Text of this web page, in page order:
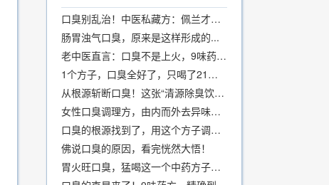
口臭别乱治！中医私藏方：佩兰才是口气克星，喝一周就清爽
肠胃浊气口臭，原来是这样形成的...
老中医直言：口臭不是上火，9味药食同源方，21天根除不反复
1个方子，口臭全好了，只喝了21天！
从根源斩断口臭！这张“清源除臭饮”方子，我用了几十年，效果真不错
女性口臭调理方，由内而外去异味，女性体质专用！
口臭的根源找到了，用这个方子调理，21天口吐芬芳！
佛说口臭的原因，看完恍然大悟！
胃火旺口臭，猛喝这一个中药方子就好了！